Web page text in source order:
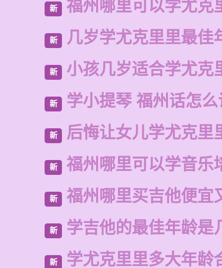
新 福州哪里可以学尤克
新 几岁学尤克里里最佳
新 小孩几岁适合学尤克
新 学小提琴 福州话怎
新 后悔让女儿学尤克里
新 福州哪里可以学音乐
新 福州哪里买吉他便宜
新 学吉他的最佳年龄是
新 学尤克里里多大年龄